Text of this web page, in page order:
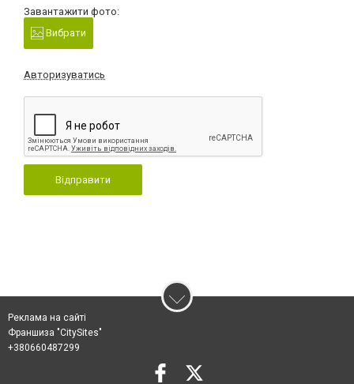
Завантажити фото:
Вибрати
Авторизуватись
Відправити
Реклама на сайті
Франшиза "CitySites"
+380660487299